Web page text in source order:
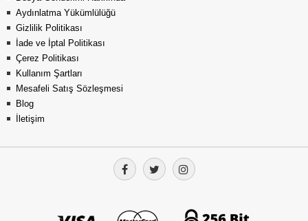
Aydınlatma Yükümlülüğü
Gizlilik Politikası
İade ve İptal Politikası
Çerez Politikası
Kullanım Şartları
Mesafeli Satış Sözleşmesi
Blog
İletişim